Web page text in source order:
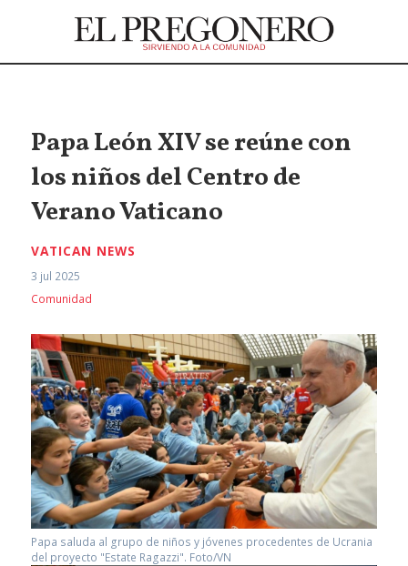
Papa León XIV se reúne con
los niños del Centro de
Verano Vaticano
VATICAN NEWS
3 jul 2025
Comunidad
Papa saluda al grupo de niños y jóvenes procedentes de Ucrania
del proyecto "Estate Ragazzi". Foto/VN